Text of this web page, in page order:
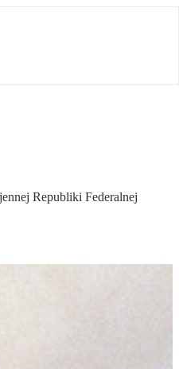
Republiki Federalnej